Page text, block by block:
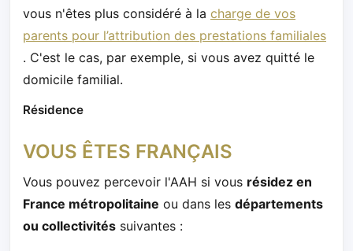
vous n'êtes plus considéré à la charge de vos
parents pour l’attribution des prestations familiales
. C'est le cas, par exemple, si vous avez quitté le
domicile familial.
Résidence
VOUS ÊTES FRANÇAIS
Vous pouvez percevoir l'AAH si vous résidez en
France métropolitaine ou dans les départements
ou collectivités suivantes :